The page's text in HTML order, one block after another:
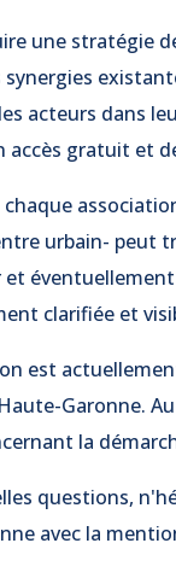
une stratégie
acteurs dans
accès gratuit et
urbain- peut
et
clarifiée et
est
Garonne.
la
questions,
avec la